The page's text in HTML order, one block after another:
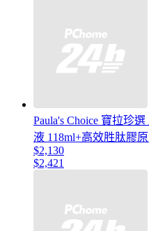
Paula's Choice 寶拉珍
液 118ml+高效胜肽膠
$2,130
$2,421